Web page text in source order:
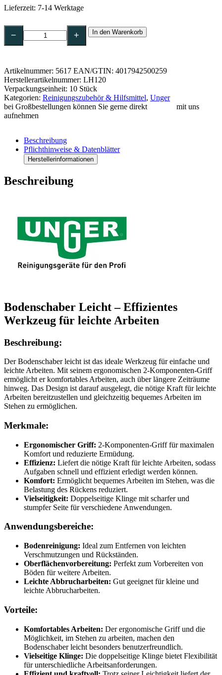
Lieferzeit: 7-14 Werktage
UNGER
Bodenschaber
Leicht,
|10
cm
Klinge-
LH120
Menge
− + In den Warenkorb
Artikelnummer: 5617 EAN/GTIN: 4017942500259
Herstellerartikelnummer: LH120
Verpackungseinheit: 10 Stück
Kategorien: Reinigungszubehör & Hilfsmittel, Unger
bei Großbestellungen können Sie gerne direkt
mit uns
aufnehmen
Beschreibung
Pflichthinweise & Datenblätter
Herstellerinformationen
Beschreibung
Bodenschaber Leicht – Effizientes
Werkzeug für leichte Arbeiten
Beschreibung:
Der Bodenschaber leicht ist das ideale Werkzeug für einfache und
leichte Arbeiten. Mit seinem ergonomischen 2-Komponenten-Griff
ermöglicht er komfortables Arbeiten, auch über längere Zeiträume
hinweg. Das Design ist darauf ausgelegt, die nötige Kraft für leichte
Arbeiten bereitzustellen und gleichzeitig bequemes Arbeiten im
Stehen zu ermöglichen.
Merkmale:
Ergonomischer Griff: 2-Komponenten-Griff für maximalen
Komfort und reduzierte Ermüdung.
Effizienz: Liefert die nötige Kraft für leichte Arbeiten, sodass
Aufgaben schnell und effizient erledigt werden können.
Komfort: Ermöglicht bequemes Arbeiten im Stehen, was die
Belastung des Rückens reduziert.
Vielseitigkeit: Doppelseitige Klinge mit scharfer und
stumpfer Seite für verschiedene Anwendungen.
Anwendungsbereiche:
Bodenreinigung: Ideal zum Entfernen von leichten
Verschmutzungen und Rückständen.
Oberflächenvorbereitung: Perfekt zum Vorbereiten von
Böden für weitere Arbeiten.
Leichte Abbrucharbeiten: Gut geeignet für kleine und
leichte Abbrucharbeiten.
Vorteile:
Komfortables Arbeiten: Der ergonomische Griff und die
Möglichkeit, im Stehen zu arbeiten, machen den
Bodenschaber leicht besonders benutzerfreundlich.
Vielseitige Klinge: Die doppelseitige Klinge bietet Flexibilität
für unterschiedliche Arbeitsanforderungen.